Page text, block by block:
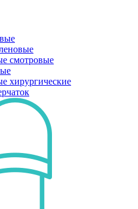
смотровые
хирургические